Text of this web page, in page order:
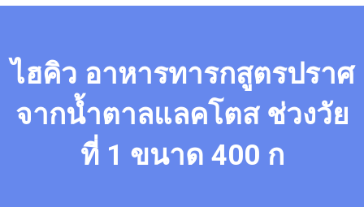
ไฮคิว อาหารทารกสูตรปราศ
จากน้ำตาลแลคโตส ช่วงวัย
ที่ 1 ขนาด 400 ก